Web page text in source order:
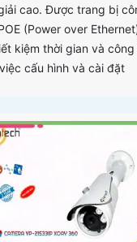
cao. Được trang bị
(Power over
kiệm thời gian và công
cấu hình và cài đặt